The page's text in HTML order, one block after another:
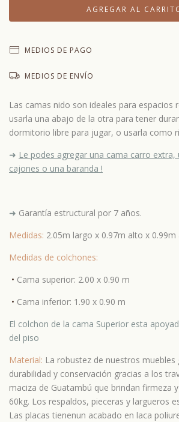
MEDIOS DE PAGO
MEDIOS DE ENVÍO
Las camas nido son ideales para espacios
usarla una abajo de la otra para tener
dormitorio libre para jugar, o usarla como
➜ Le podes agregar una cama carro extra,
cajones o una baranda !
➜ Garantía estructural por 7 años.
Medidas: 2.05m largo x 0.97m alto x 0.99m
Medidas de colchones:
• Cama superior: 2.00 x 0.90 m
• Cama inferior: 1.90 x 0.90 m
El colchon de la cama Superior esta
del piso
Material: La robustez de nuestros muebles
durabilidad y conservación gracias a los
maciza de Guatambú que brindan firmeza
60kg. Los respaldos, pieceras y largueros
Las placas tienenun acabado en laca